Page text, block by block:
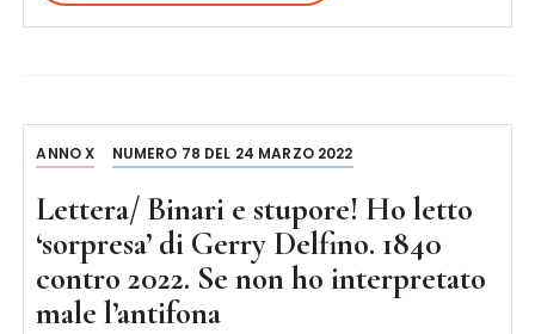
ANNO X NUMERO 78 DEL 24 MARZO 2022
Lettera/ Binari e stupore! Ho letto
‘sorpresa’ di Gerry Delfino. 1840
contro 2022. Se non ho interpretato
male l’antifona